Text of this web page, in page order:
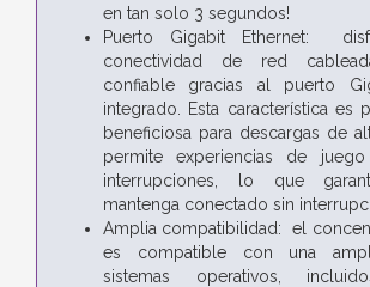
en tan solo 3 segundos!
Puerto Gigabit Ethernet:
conectividad de red
confiable gracias al puerto
integrado. Esta característica es
beneficiosa para descargas de
permite experiencias de
interrupciones, lo que
mantenga conectado sin
Amplia compatibilidad: el
es compatible con una
sistemas operativos,